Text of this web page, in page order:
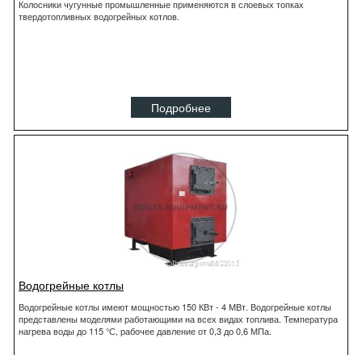
Колосники чугунные промышленные применяются в слоевых топках
твердотопливных водогрейных котлов.
Подробнее
Водогрейные котлы
Водогрейные котлы имеют мощностью 150 КВт - 4 МВт. Водогрейные котлы
представлены моделями работающими на всех видах топлива. Температура
нагрева воды до 115 °С, рабочее давление от 0,3 до 0,6 МПа.